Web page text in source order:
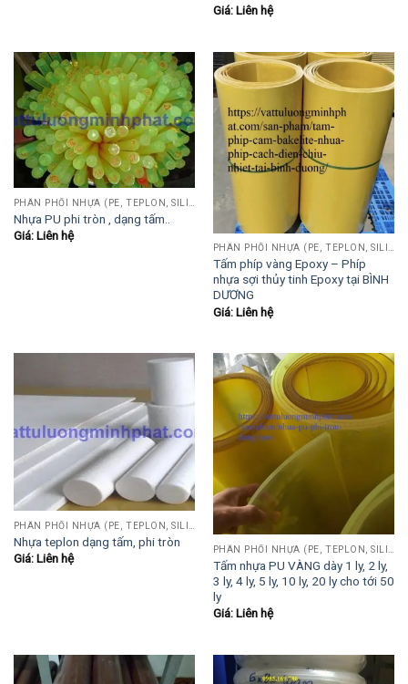
Giá: Liên hệ
Nhựa PU phi tròn , dạng tấm..
Giá: Liên hệ
PHÂN PHỐI NHỰA (PE, TEPLON, SILICON, PHÍP CÁCH ĐIỆN, POM...)
Tấm phíp vàng Epoxy – Phíp
nhựa sợi thủy tinh Epoxy tại BÌNH
DƯƠNG
Giá: Liên hệ
Nhựa teplon dạng tấm, phi tròn
Giá: Liên hệ
Tấm nhựa PU VÀNG dày 1 ly, 2 ly,
3 ly, 4 ly, 5 ly, 10 ly, 20 ly cho tới 50
ly
Giá: Liên hệ